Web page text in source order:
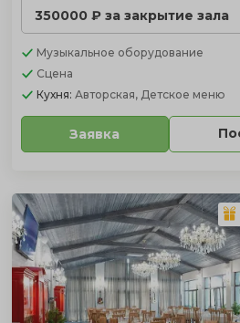
350000 ₽ за закрытие зала
Музыкальное оборудование
Сцена
Кухня: Авторская, Детское меню
Заявка